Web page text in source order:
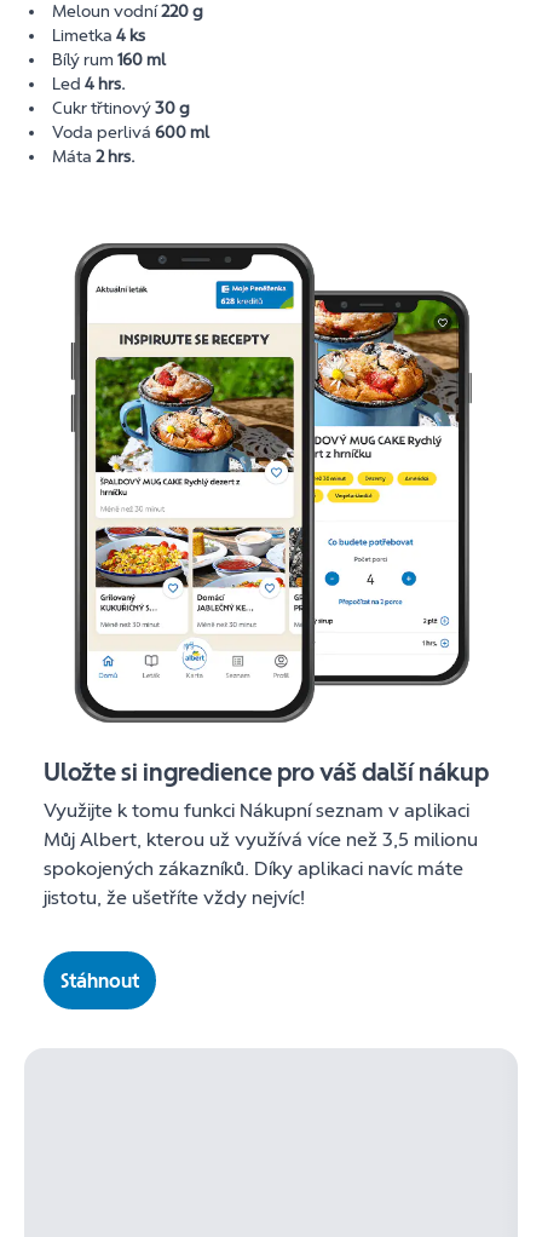
Meloun vodní220 g
Limetka 4 ks
Bílý rum 160 ml
Led 4 hrs.
Cukr třtinový30 g
Voda perlivá 600 ml
Máta 2 hrs.
Uložte si ingredience pro váš další nákup
Využijte k tomu funkci Nákupní seznam v aplikaci
Můj Albert, kterou už využívá více než 3,5 milionu
spokojených zákazníků. Díky aplikaci navíc máte
jistotu, že ušetříte vždy nejvíc!
Stáhnout